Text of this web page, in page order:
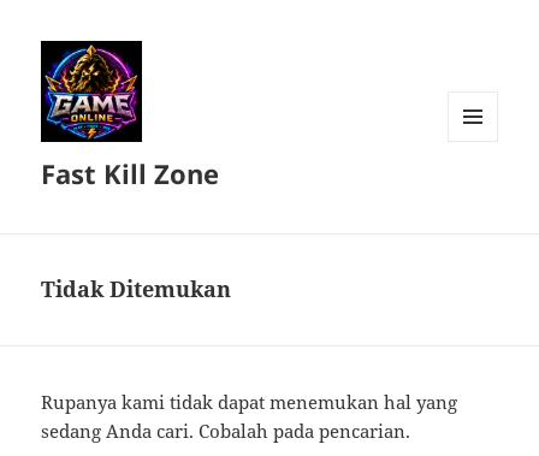
Fast Kill Zone
Tidak Ditemukan
Rupanya kami tidak dapat menemukan hal yang
sedang Anda cari. Cobalah pada pencarian.